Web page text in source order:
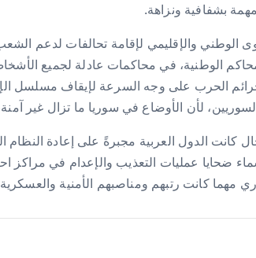
بشفافية ونزاهة.
الوطني والإقليمي لإقامة تحالفات لدعم
الوطنية، في محاكمات عادلة لجميع
الحرب على وجه السرعة لإيقاف مسلسل
لأن الأوضاع في سوريا ما تزال غير
عن أسماء ضحايا عمليات التعذيب والإعدام
مهما كانت رتبهم ومناصبهم الأمنية